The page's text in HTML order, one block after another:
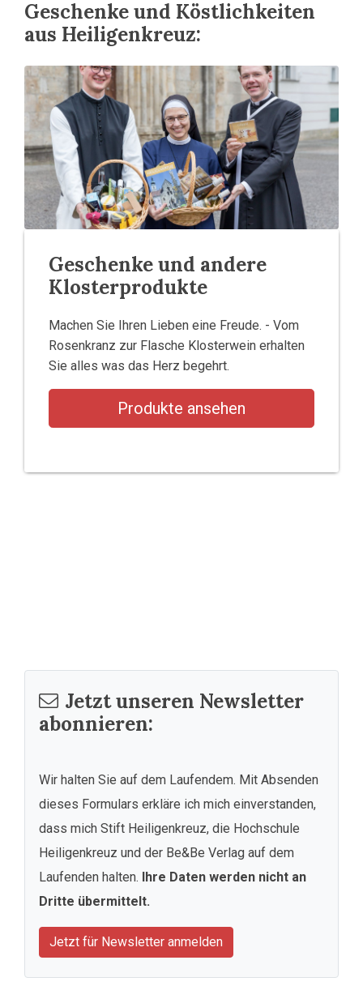
Geschenke und Köstlichkeiten
aus Heiligenkreuz:
Geschenke und andere
Klosterprodukte
Machen Sie Ihren Lieben eine Freude. - Vom
Rosenkranz zur Flasche Klosterwein erhalten
Sie alles was das Herz begehrt.
Produkte ansehen
Jetzt unseren Newsletter
abonnieren:
Wir halten Sie auf dem Laufendem. Mit Absenden
dieses Formulars erkläre ich mich einverstanden,
dass mich Stift Heiligenkreuz, die Hochschule
Heiligenkreuz und der Be&Be Verlag auf dem
Laufenden halten. Ihre Daten werden nicht an
Dritte übermittelt.
Jetzt für Newsletter anmelden